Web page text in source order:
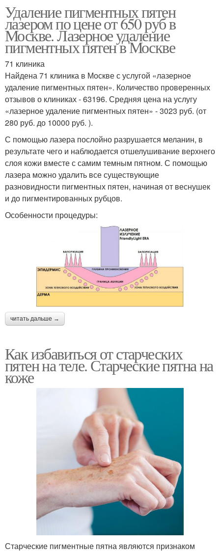
Удаление пигментных пятен
лазером по цене от 650 руб в
Москве. Лазерное удаление
пигментных пятен в Москве
71 клиника
Найдена 71 клиника в Москве с услугой «лазерное
удаление пигментных пятен». Количество проверенных
отзывов о клиниках - 63196. Средняя цена на услугу
«лазерное удаление пигментных пятен» - 3023 руб. (от
280 руб. до 10000 руб. ).
С помощью лазера послойно разрушается меланин, в
результате чего и наблюдается отшелушивание верхнего
слоя кожи вместе с самим темным пятном. С помощью
лазера можно удалить все существующие
разновидности пигментных пятен, начиная от веснушек
и до пигментированных рубцов.
Особенности процедуры:
читать дальше →
Как избавиться от старческих
пятен на теле. Старческие пятна на
коже
Старческие пигментные пятна являются признаком